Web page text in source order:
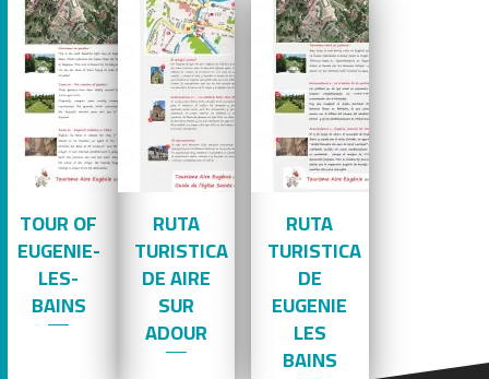
TOUR OF
EUGENIE-
LES-
BAINS
RUTA
TURISTICA
DE AIRE
SUR
ADOUR
RUTA
TURISTICA
DE
EUGENIE
LES
BAINS